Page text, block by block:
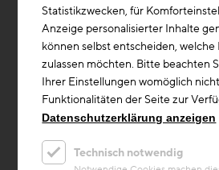
Beitrag
Fassadensysteme
Stmk
Nur unter Einbeziehung der
erhält man eine zuverlässige
Entscheidungshilfe zur
Unterlagen/Downloads
Statistikzwecken, für
Anzeige personalisierter Inhalte
können selbst entscheiden, welche
zulassen möchten. Bitte beachten
Ihrer Einstellungen womöglich
Funktionalitäten der Seite zur
Datenschutzerklärung anzeigen
Technisch notwendig